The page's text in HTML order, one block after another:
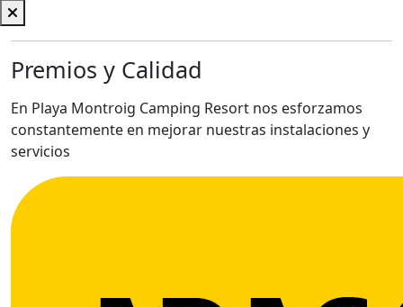
Premios y Calidad
En Playa Montroig Camping Resort nos esforzamos
constantemente en mejorar nuestras instalaciones y
servicios